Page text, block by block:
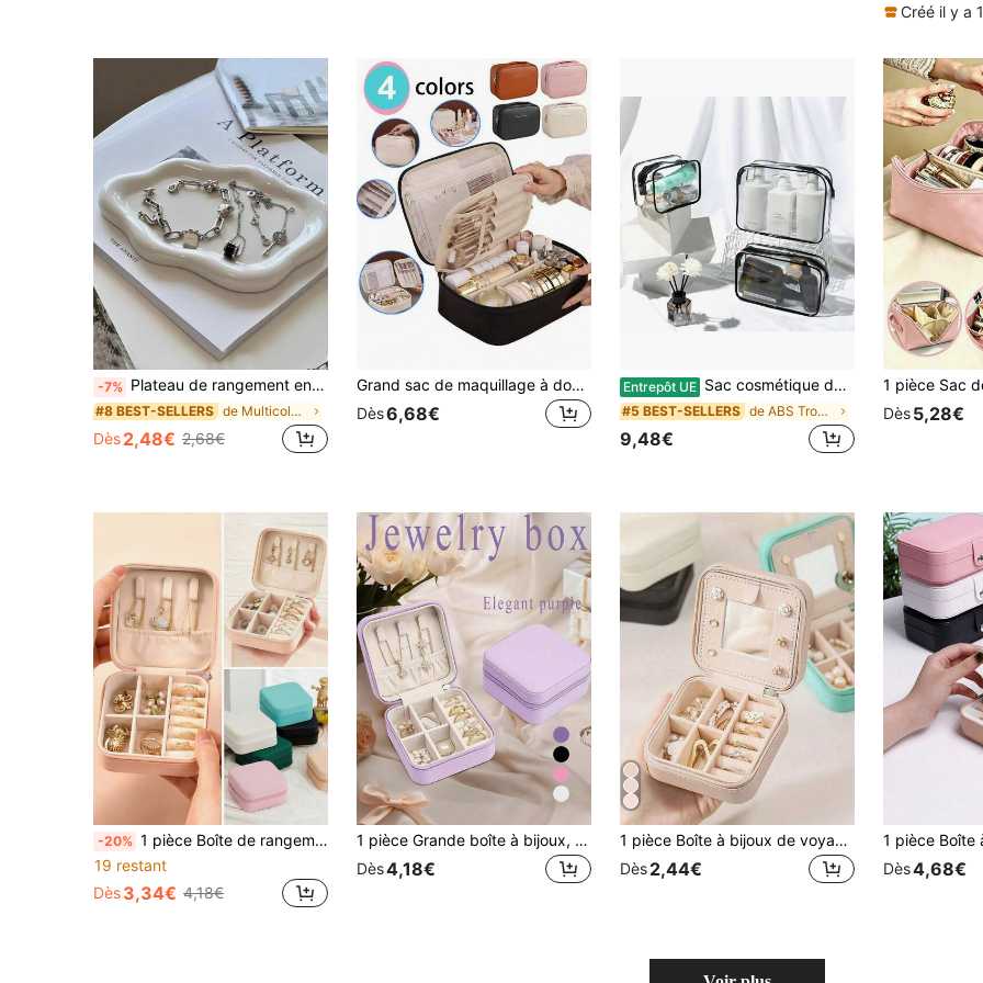
Créé il y a
-7% Plateau de rangement en résine en forme de nuage, coupelle à bijoux blanche et argentée, plateau décoratif multifonctionnel, convient pour la coiffeuse, le bureau, le mariage et les festivals, convient également pour les desserts, la décoration de la maison et de la cuisine (Note : ce produit est fabriqué en plastique pur)
#8 BEST-SELLERS de Multicolore Plateaux de rangement
Dès2,48€ 2,68€
Grand sac de maquillage à double couche, organisateur de cosmétiques en cuir PU, sac de toilette pratique avec compartiments, sac de maquillage, sac de rangement multifonctionnel pour les voyages, sac de rangement pour cosmétiques, sac de toilette, essentiel pour les voyages et la maison
Dès6,68€
Entrepôt UE Sac cosmétique de voyage transparent 3 en 1, organisateur cosmétique, sac de toilette transparent en PVC conforme TSA, sac de transport de toilette de voyage, sac de conformité aux accessoires d'aviation aéroportuaire, sac de rangement pour petits articles, sacs de maquillage de taille quart pour femmes et hommes
#5 BEST-SELLERS de ABS Trousses et étuis à maquillage
9,48€
Dès5,28€
-20% 1 pièce Boîte de rangement de bijoux de voyage, boîte de bijoux portable, boîte de bijoux anti-oxydation, boîte à bagues multifonction, boîte d'affichage de bijoux anti-rayures, boîte de maquillage, convient pour les bagues, colliers, bracelets, boucles d'oreilles, clous et autres rangements de bijoux, cadeau pour les filles et les demoiselles d'honneur, accessoire de voyage essentiel
19 restant
Dès3,34€ 4,18€
1 pièce Grande boîte à bijoux, boîte de rangement pour bijoux, boîte à bijoux portable, boîte à bijoux détachable, boîte à bijoux zippée portable pour les voyages, mini boîte à bijoux portable, boîte d'affichage de bijoux multifonction, boîte à cosmétiques en PU, boîte à bijoux minimaliste nordique, boîte à bijoux de voyage et de maison, cadeau idéal pour la Saint-Valentin, la Fête des femmes, Noël, Thanksgiving, convient pour les vacances, la plage, la salle de bain, la chambre, grande capacité
Dès4,18€
1 pièce Boîte à bijoux de voyage, cadeau pour femme, mini organiseur de bijoux avec miroir pour colliers et boucles d'oreilles, rose, indispensable de voyage, cadeau pour la Journée de la femme, convient pour les vacances, la plage, la salle de bain, la chambre, grande capacité
Dès2,44€
Dès4,68€